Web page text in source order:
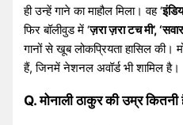
ही उन्हें गाने का माहौल मिला। वह ‘
फिर बॉलीवुड में ‘ज़रा ज़रा टच मी’,
गानों से खूब लोकप्रियता हासिल की।
हैं, जिनमें नेशनल अवॉर्ड भी शामिल है।
Q. मोनाली ठाकुर की उम्र कितनी